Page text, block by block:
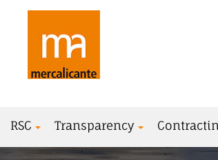
RSC Transparency